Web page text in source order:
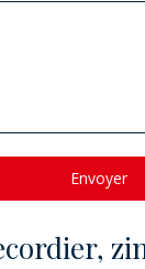
Envoyer